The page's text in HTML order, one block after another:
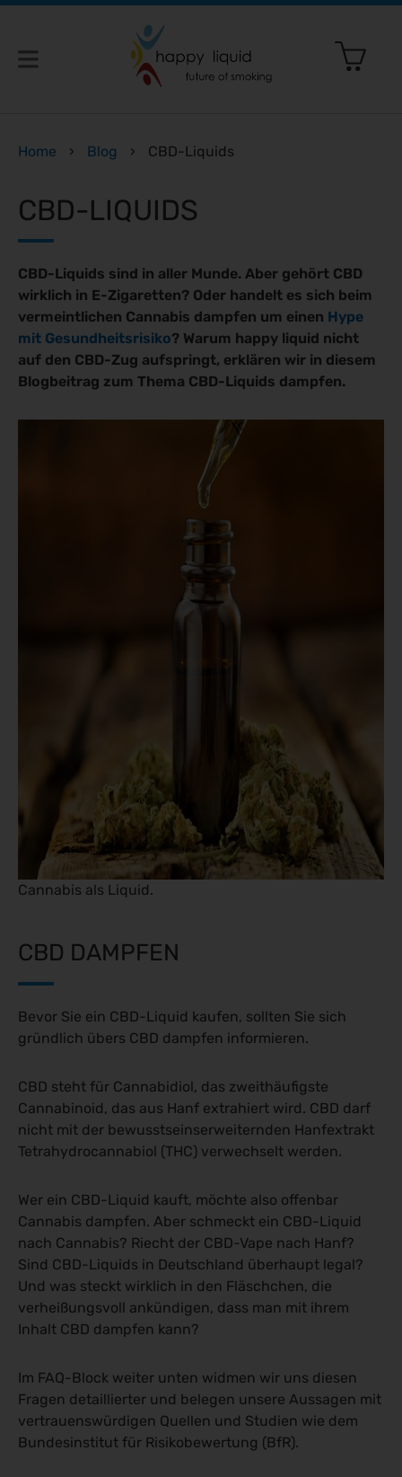
Was gerade geplant ist – und was das für dich
zu umgehen?
vegan?
und synthetischen Cannabinoiden
gehören
um E-Zigaretten einfach erklärt
richtig!
& Funktion
Home › Blog › CBD-Liquids
CBD-LIQUIDS
CBD-Liquids sind in aller Munde. Aber gehört CBD
wirklich in E-Zigaretten? Oder handelt es sich beim
vermeintlichen Cannabis dampfen um einen Hype
mit Gesundheitsrisiko? Warum happy liquid nicht
auf den CBD-Zug aufspringt, erklären wir in diesem
Blogbeitrag zum Thema CBD-Liquids dampfen.
Cannabis als Liquid.
CBD DAMPFEN
Bevor Sie ein CBD-Liquid kaufen, sollten Sie sich
gründlich übers CBD dampfen informieren.
CBD steht für Cannabidiol, das zweithäufigste
Cannabinoid, das aus Hanf extrahiert wird. CBD darf
nicht mit der bewusstseinserweiternden Hanfextrakt
Tetrahydrocannabiol (THC) verwechselt werden.
Wer ein CBD-Liquid kauft, möchte also offenbar
Cannabis dampfen. Aber schmeckt ein CBD-Liquid
nach Cannabis? Riecht der CBD-Vape nach Hanf?
Sind CBD-Liquids in Deutschland überhaupt legal?
Und was steckt wirklich in den Fläschchen, die
verheißungsvoll ankündigen, dass man mit ihrem
Inhalt CBD dampfen kann?
Im FAQ-Block weiter unten widmen wir uns diesen
Fragen detaillierter und belegen unsere Aussagen mit
vertrauenswürdigen Quellen und Studien wie dem
Bundesinstitut für Risikobewertung (BfR).